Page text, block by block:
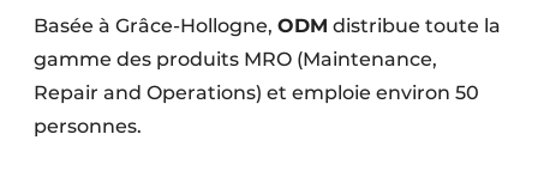
Basée à Grâce-Hollogne, ODM distribue toute la
gamme des produits MRO (Maintenance,
Repair and Operations) et emploie environ 50
personnes.